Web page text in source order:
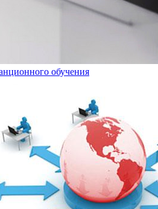
обучения